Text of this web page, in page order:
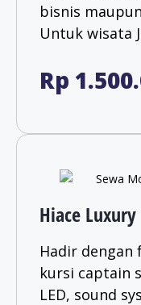
bisnis
Untuk wisata
Rp
Hiace
Hadir dengan
kursi captain
LED, sound